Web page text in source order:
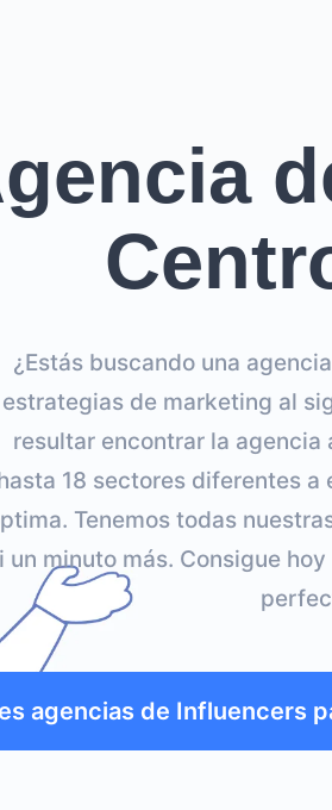
¿Estás buscando una
estrategias de marketing al
resultar encontrar la agencia
18 sectores diferentes
Tenemos todas
un minuto más. Consigue
agencias de Influencers